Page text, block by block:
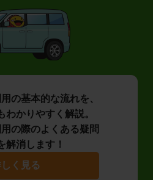
の基本的な流れを、
わかりやすく解説。
の際のよくある疑問
解消します！
く見る